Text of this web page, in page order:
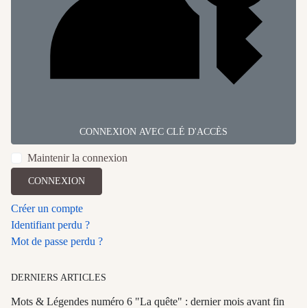
CONNEXION AVEC CLÉ D'ACCÈS
Maintenir la connexion
CONNEXION
Créer un compte
Identifiant perdu ?
Mot de passe perdu ?
DERNIERS ARTICLES
Mots & Légendes numéro 6 "La quête" : dernier mois avant fin